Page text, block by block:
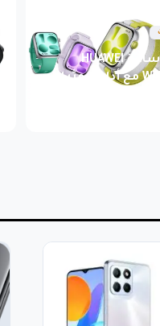
اكتشف روعة ساعة HUAWEI
WATCH FIT 5 Pro مع أداء لا مثيل